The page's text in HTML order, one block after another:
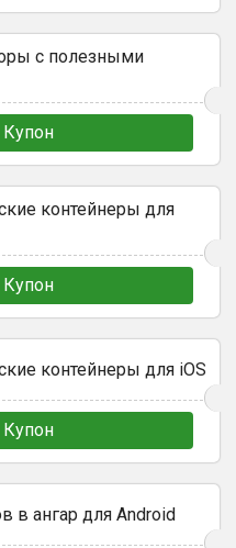
с полезными
контейнеры для
контейнеры для iOS
в ангар для Android